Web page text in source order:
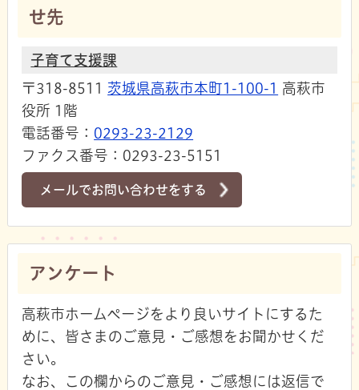
せ先
子育て支援課
〒318-8511 茨城県高萩市本町1-100-1 高萩市
役所 1階
電話番号： 0293-23-2129
ファクス番号：0293-23-5151
メールでお問い合わせをする
アンケート
高萩市ホームページをより良いサイトにするた
めに、皆さまのご意見・ご感想をお聞かせくだ
さい。
なお、この欄からのご意見・ご感想には返信で